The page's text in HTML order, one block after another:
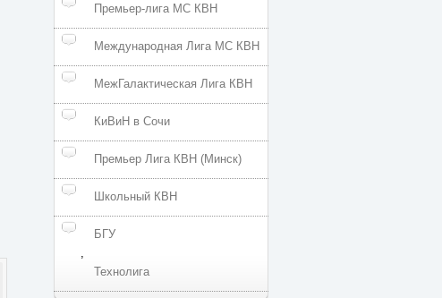
Премьер-лига МС КВН
Международная Лига МС КВН
МежГалактическая Лига КВН
КиВиН в Сочи
Премьер Лига КВН (Минск)
Школьный КВН
БГУ
,
Технолига